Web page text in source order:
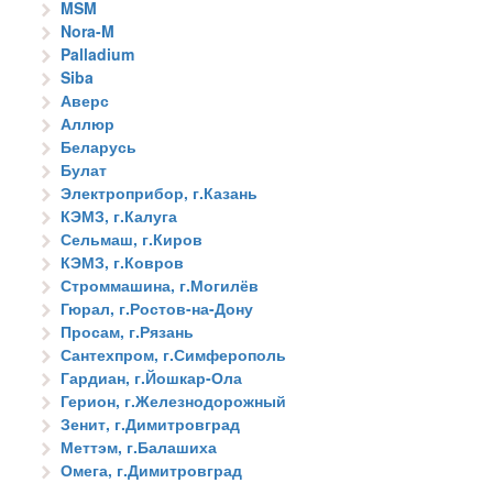
MSM
Nora-M
Palladium
Siba
Аверс
Аллюр
Беларусь
Булат
Электроприбор, г.Казань
КЭМЗ, г.Калуга
Сельмаш, г.Киров
КЭМЗ, г.Ковров
Строммашина, г.Могилёв
Гюрал, г.Ростов-на-Дону
Просам, г.Рязань
Сантехпром, г.Симферополь
Гардиан, г.Йошкар-Ола
Герион, г.Железнодорожный
Зенит, г.Димитровград
Меттэм, г.Балашиха
Омега, г.Димитровград